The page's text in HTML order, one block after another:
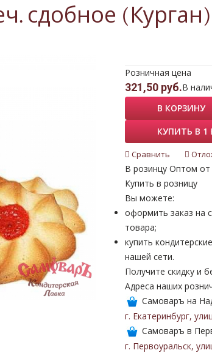
сдобное (Курган)
Розничная цена
321,50 руб.В
В КОРЗИНУ
КУПИТЬ В 1
Сравнить
В розинцу Оптом от
Купить в розницу
Вы можете:
оформить заказ на
товара;
купить
нашей сети.
Получите скидку и
Адреса наших
Самоваръ на
г. Екатеринбург,
Самоваръ в
г. Первоуральск,